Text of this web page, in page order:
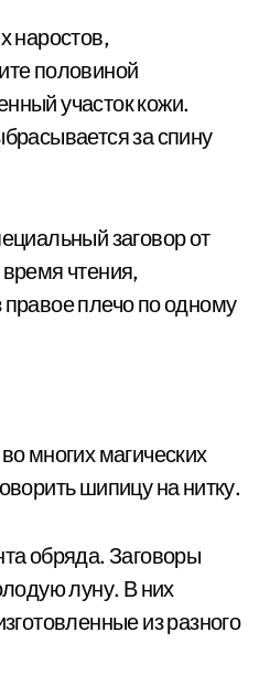
наростов,
половиной
участок кожи.
за спину
заговор от
чтения,
плечо по одному
многих магических
шипицу на нитку.
обряда. Заговоры
луну. В них
из разного